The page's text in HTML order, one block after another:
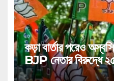
কড়া বার্তার পরেও
BJP নেতার বিরুদ্ধে ২৫
গুরুতর অভিযোগ,